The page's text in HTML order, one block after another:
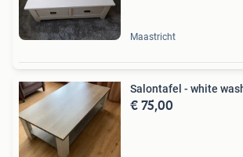
Maastricht
Salontafel - white
€ 75,00